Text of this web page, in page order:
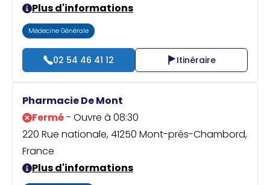
Plus d'informations
Médecine Générale
02 54 46 41 12 Itinéraire
Pharmacie De Mont
Fermé- Ouvre à 08:30
220 Rue nationale, 41250 Mont-près-Chambord,
France
Plus d'informations